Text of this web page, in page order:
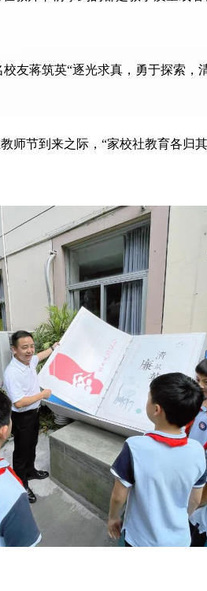
友蒋筑英“逐光求真，勇于探索
师节到来之际，“家校社教育各归